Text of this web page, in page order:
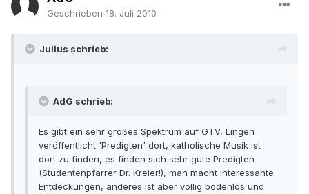
Geschrieben 18. Juli 2010
Julius schrieb:
AdG schrieb:
Es gibt ein sehr großes Spektrum auf GTV, Lingen
veröffentlicht 'Predigten' dort, katholische Musik ist
dort zu finden, es finden sich sehr gute Predigten
(Studentenpfarrer Dr. Kreier!), man macht interessante
Entdeckungen, anderes ist aber völlig bodenlos und